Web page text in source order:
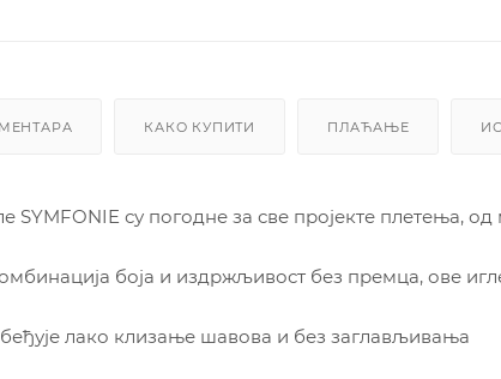
КАКО КУПИТИ ПЛАЋАЊЕ
SYMFONIE су погодне за све пројекте плетења,
боја и издржљивост без премца, ове
лако клизање шавова и без заглављивања